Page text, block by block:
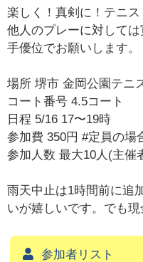
楽しく！真剣に！テニス
他人のプレーに対して
手優位でお願いします。
場所 堺市 金岡公園テニ
コート番号 4.5コート
日程 5/16 17〜19時
参加費 350円 #定員の場
参加人数 最大10人(主催
雨天中止は1時間前に追
いが嬉しいです。でも現
参加者リスト